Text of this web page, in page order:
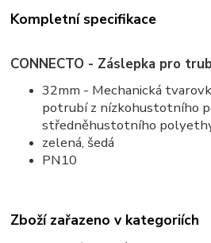
Kompletní specifikace
CONNECTO - Záslepka pro
32mm - Mechanická
potrubí z nízkohustotního
středněhustotního
zelená, šedá
PN10
Zboží zařazeno v kategoriích